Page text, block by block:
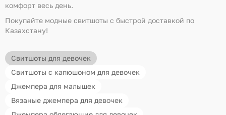
комфорт весь день.
Покупайте модные свитшоты с быстрой доставкой по
Казахстану!
Свитшоты для девочек
Свитшоты с капюшоном для девочек
Джемпера для малышек
Вязаные джемпера для девочек